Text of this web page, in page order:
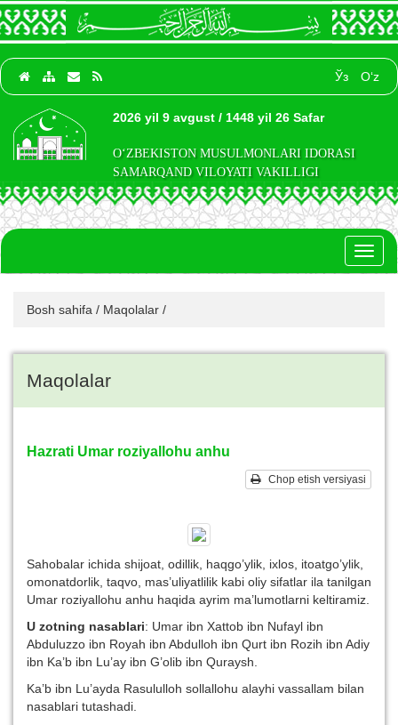
Ўз O‘z
2026 yil 9 avgust / 1448 yil 26 Safar
O‘ZBEKISTON MUSULMONLARI IDORASI
SAMARQAND VILOYATI VAKILLIGI
Bosh sahifa / Maqolalar /
Maqolalar
Hazrati Umar roziyallohu anhu
Chop etish versiyasi
Sahobalar ichida shijoat, odillik, haqgo’ylik, ixlos, itoatgo’ylik,
omonatdorlik, taqvo, mas’uliyatlilik kabi oliy sifatlar ila tanilgan
Umar roziyallohu anhu haqida ayrim ma’lumotlarni keltiramiz.
U zotning nasablari: Umar ibn Xattob ibn Nufayl ibn
Abduluzzo ibn Royah ibn Abdulloh ibn Qurt ibn Rozih ibn Adiy
ibn Ka’b ibn Lu’ay ibn G’olib ibn Quraysh.
Ka’b ibn Lu’ayda Rasululloh sollallohu alayhi vassallam bilan
nasablari tutashadi.